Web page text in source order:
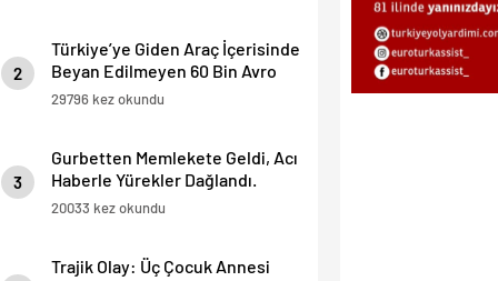
2
Türkiye’ye Giden Araç İçerisinde
Beyan Edilmeyen 60 Bin Avro
Yakalandı
29796 kez okundu
3
Gurbetten Memlekete Geldi, Acı
Haberle Yürekler Dağlandı.
20033 kez okundu
Trajik Olay: Üç Çocuk Annesi